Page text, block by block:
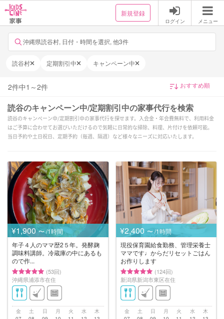
新規登録
ログイン メニュー
沖縄県読谷村, 日付・時間を選択, 他3件
読谷村 定期割引中 キャンペーン中
2件中1 ～2件
読谷のキャンペーン中/定期割引中の家事代行を検索
読谷のキャンペーン中/定期割引中の家事代行を探せます。入会金・年会費無料で、利用料金
はご予算に合わせてお選びいただけるので気軽に日常的な掃除、料理、片付けを依頼可能。
当日予約や土日祝日、定期予約（毎週、隔週）など様々なニーズに対応いたします。
¥1,900 〜 /1時間
年子４人のママ歴2５年。発酵麹
調味料講師。冷蔵庫の中にあるも
ので作...
(53回)
沖縄県浦添市在住
金
土
日
月
火
水
木
¥2,400 〜 /1時間
現役保育園給食勤務、管理栄養士
ママです♩からだリセットごはん
お作りします
(124回)
新潟県新潟市東区在住
金
土
日
月
火
水
木